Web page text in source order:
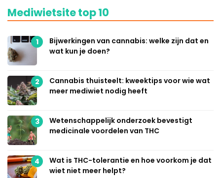
Mediwietsite top 10
1
Bijwerkingen van cannabis: welke zijn dat en
wat kun je doen?
2
Cannabis thuisteelt: kweektips voor wie wat
meer mediwiet nodig heeft
3
Wetenschappelijk onderzoek bevestigt
medicinale voordelen van THC
4
Wat is THC-tolerantie en hoe voorkom je dat
wiet niet meer helpt?